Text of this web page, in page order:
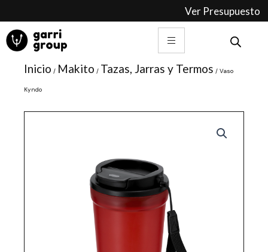
contenido
Ver Presupuesto
Inicio / Makito / Tazas, Jarras y Termos / Vaso
Kyndo